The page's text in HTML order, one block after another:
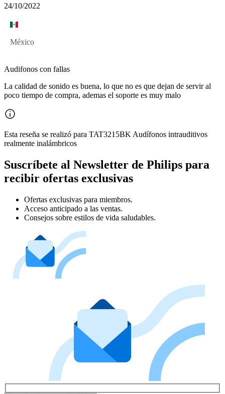
24/10/2022
México
Audifonos con fallas
La calidad de sonido es buena, lo que no es que dejan de servir al
poco tiempo de compra, ademas el soporte es muy malo
Esta reseña se realizó para TAT3215BK Audífonos intrauditivos
realmente inalámbricos
Suscríbete al Newsletter de Philips para
recibir ofertas exclusivas
Ofertas exclusivas para miembros.
Acceso anticipado a las ventas.
Consejos sobre estilos de vida saludables.